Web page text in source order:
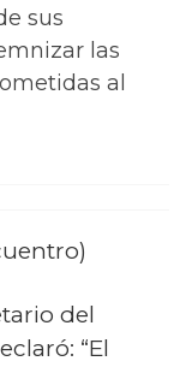
sus
las
al
del
“El